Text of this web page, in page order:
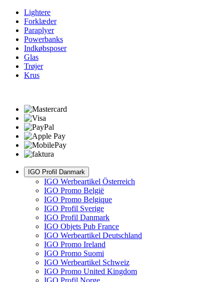
Lightere
Forklæder
Paraplyer
Powerbanks
Indkøbsposer
Glas
Trøjer
Krus
IGO Profil Danmark
IGO Werbeartikel Österreich
IGO Promo België
IGO Promo Belgique
IGO Profil Sverige
IGO Profil Danmark
IGO Objets Pub France
IGO Werbeartikel Deutschland
IGO Promo Ireland
IGO Promo Suomi
IGO Werbeartikel Schweiz
IGO Promo United Kingdom
IGO Profil Norge